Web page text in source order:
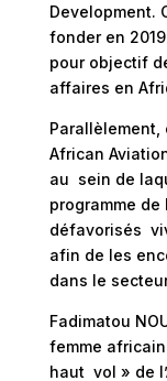
Development.
fonder en
pour objectif
affaires en
Parallèlement,
African
au sein de
programme
défavorisés
afin de les
dans le
Fadimatou
femme
haut vol » de